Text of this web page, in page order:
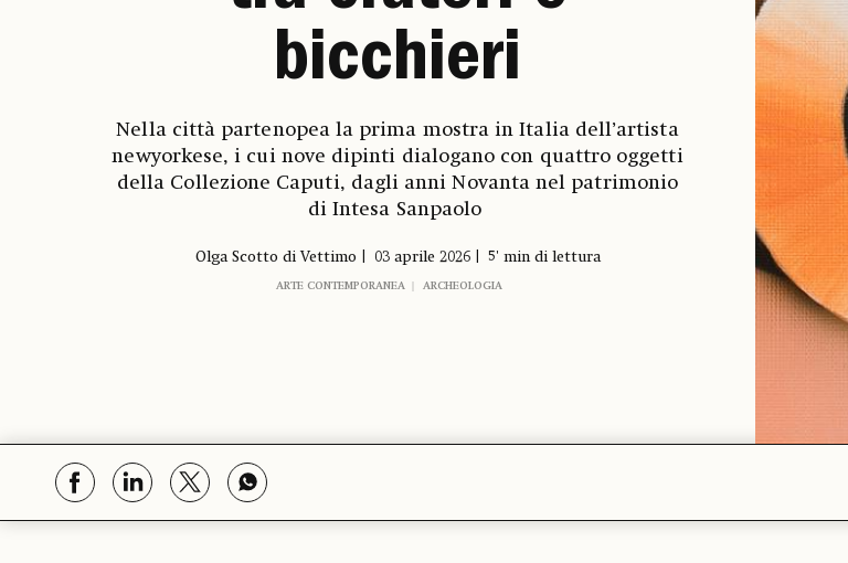
bicchieri
Nella città partenopea la prima mostra in Italia dell’artista
newyorkese, i cui nove dipinti dialogano con quattro oggetti
della Collezione Caputi, dagli anni Novanta nel patrimonio
di Intesa Sanpaolo
Olga Scotto di Vettimo 03 aprile 2026 5' min di lettura
ARTE CONTEMPORANEA ARCHEOLOGIA